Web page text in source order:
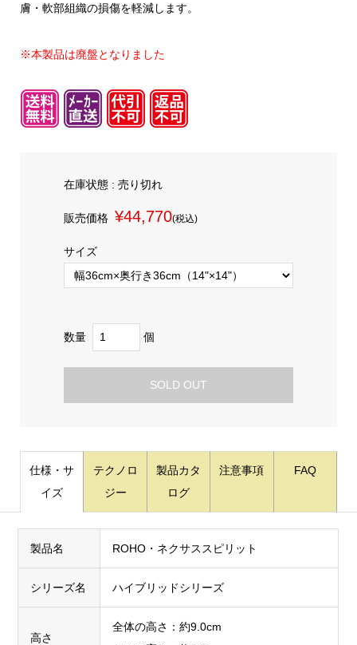
膚・軟部組織の損傷を軽減します。
※本製品は廃盤となりました
在庫状態 : 売り切れ
販売価格 ¥44,770(税込)
サイズ
数量 個
SOLD OUT
仕様・サ
イズ
テクノロ
ジー
製品カタ
ログ
注意事項 FAQ
製品名 ROHO・ネクサススピリット
シリーズ名 ハイブリッドシリーズ
高さ
全体の高さ：約9.0cm